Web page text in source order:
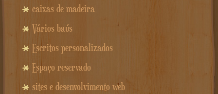
caixas de madeira
Vários baús
Escritos personalizados
Espaço reservado
sites e desenvolvimento web